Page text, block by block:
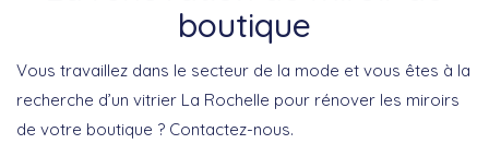
boutique
Vous travaillez dans le secteur de la mode et vous êtes à la
recherche d’un vitrier La Rochelle pour rénover les miroirs
de votre boutique ? Contactez-nous.